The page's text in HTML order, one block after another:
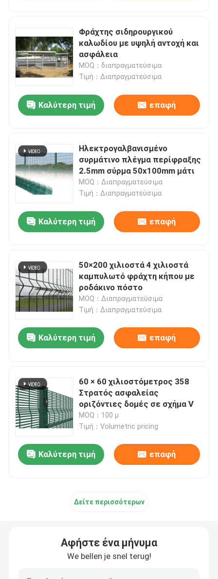
υποβολή
Φράχτης σιδηρουργικού
καλωδίου με υψηλή αντοχή και
ασφάλεια
MOQ：διαπραγματεύσιμα
Τιμή：Διαπραγματεύσιμα
Καλύτερη τιμή επαφή
Ηλεκτρογαλβανισμένο
συρμάτινο πλέγμα περίφραξης
2.5mm σύρμα 50x100mm μάτι
MOQ：Διαπραγματεύσιμα
Τιμή：Διαπραγματεύσιμα
Καλύτερη τιμή επαφή
50×200 χιλιοστά 4 χιλιοστά
καμπυλωτό φράχτη κήπου με
ροδάκινο πόστο
MOQ：Διαπραγματεύσιμα
Τιμή：Διαπραγματεύσιμα
Καλύτερη τιμή επαφή
60 × 60 χιλιοστόμετρος 358
Στρατός ασφαλείας
οριζόντιες δομές σε σχήμα V
MOQ：100 μ
Τιμή：Volumetric pricing
Καλύτερη τιμή επαφή
Δείτε περισσότερων
Αφήστε ένα μήνυμα
We bellen je snel terug!